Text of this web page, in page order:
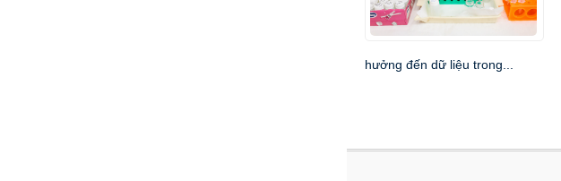
hưởng đến dữ liệu trong...